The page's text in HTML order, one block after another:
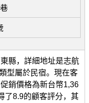
縣，詳細地址是志航
型屬於民宿。現在客
銷價格為新台幣1,36
了8.9的顧客評分，其